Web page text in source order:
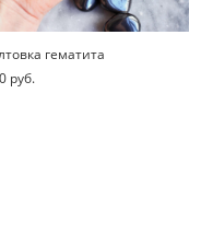
гематита
pуб.